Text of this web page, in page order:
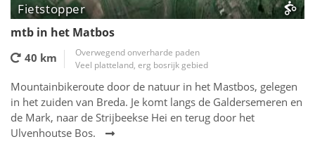
Fietstopper
mtb in het Matbos
40 km
Overwegend onverharde paden
Veel platteland, erg bosrijk gebied
Mountainbikeroute door de natuur in het Mastbos, gelegen
in het zuiden van Breda. Je komt langs de Galdersemeren en
de Mark, naar de Strijbeekse Hei en terug door het
Ulvenhoutse Bos.